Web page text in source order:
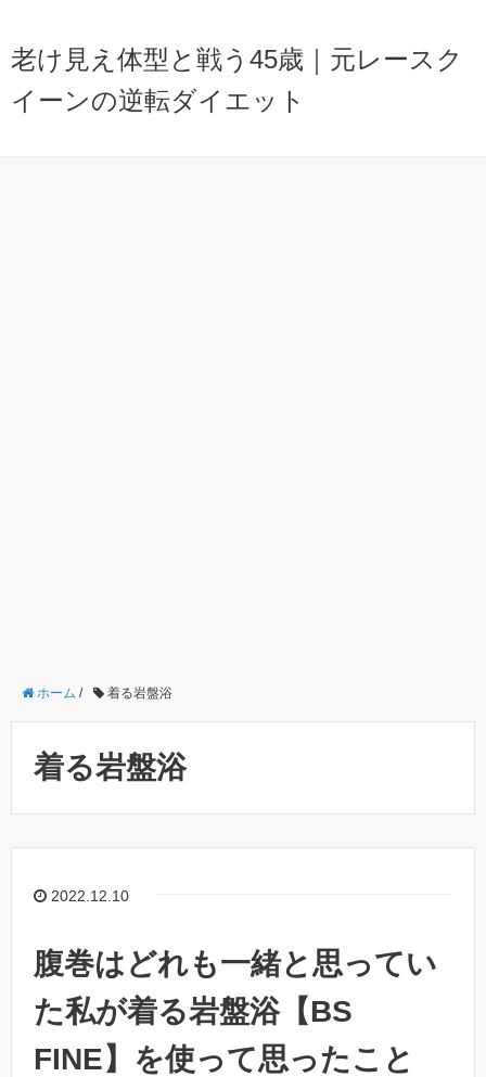
老け見え体型と戦う45歳｜元レースク
イーンの逆転ダイエット
ホーム / 着る岩盤浴
着る岩盤浴
2022.12.10
腹巻はどれも一緒と思ってい
た私が着る岩盤浴【BS
FINE】を使って思ったこと